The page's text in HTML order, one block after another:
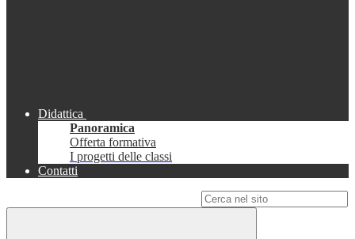
Didattica
Panoramica
Offerta formativa
I progetti delle classi
Contatti